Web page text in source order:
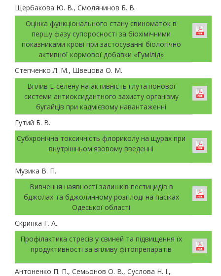
Щербакова Ю. В., Смолянинов Б. В.
Оцінка функціонального стану свиноматок в
першу фазу супоросності за біохімічними
показниками крові при застосуванні біологічно
активної кормової добавки «Гумілід»
Степченко Л. М., Швецова О. М.
Вплив Е-селену на активність глутатіонової
системи антиоксидантного захисту організму
бугайців при кадмієвому навантаженні
Гутий Б. В.
Субхронічна токсичність флориколу на щурах при
внутрішньом'язовому введенні
Музика В. П.
Вивчення наявності залишків пестицидів в
бджолах та бджолинному розплоді на пасіках
Одеської області
Скрипка Г. А.
Профілактика стресів у свиней та підвищення їх
продуктивності за впливу фітопрепаратів
Антоненко П. П., Семьонов О. В., Суслова Н. І.,